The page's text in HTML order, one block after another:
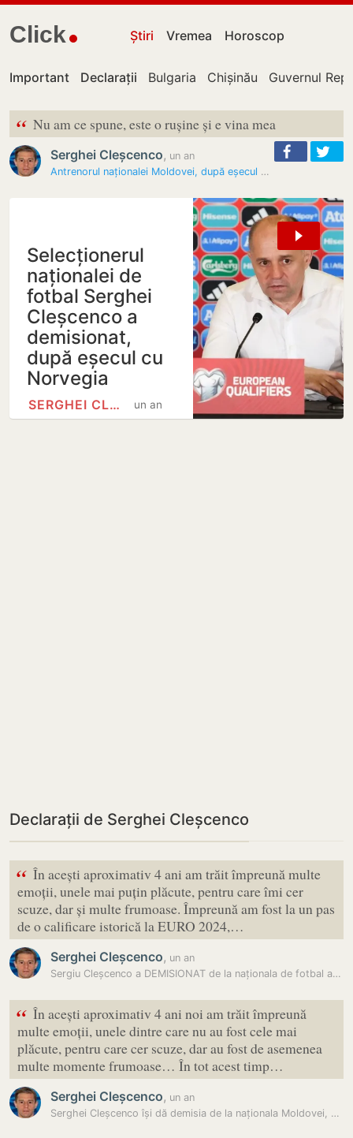
Click Știri Vremea Horoscop
Important Declarații Bulgaria Chișinău Guvernul
“ Nu am ce spune, este o rușine și e vina mea
Serghei Cleșcenco, un an
Antrenorul naționalei Moldovei, după eșecul echipei cu Norvegia: O…
Selecționerul
naționalei de
fotbal Serghei
Cleșcenco a
demisionat,
după eșecul cu
Norvegia
un an
SERGHEI CLEȘCENCO
Declarații de Serghei Cleșcenco
“ În acești aproximativ 4 ani am trăit împreună multe
emoții, unele mai puțin plăcute, pentru care îmi cer
scuze, dar și multe frumoase. Împreună am fost la un pas
de o calificare istorică la EURO 2024,…
Serghei Cleșcenco, un an
Sergiu Cleșcenco a DEMISIONAT de la naționala de fotbal a R. Moldova,…
“ În acești aproximativ 4 ani noi am trăit împreună
multe emoții, unele dintre care nu au fost cele mai
plăcute, pentru care cer scuze, dar au fost de asemenea
multe momente frumoase… În tot acest timp…
Serghei Cleșcenco, un an
Serghei Cleșcenco își dă demisia de la naționala Moldovei, după…